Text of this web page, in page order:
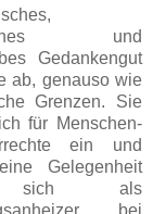
und
Gedankengut
ab, genauso wie
Grenzen. Sie
für Menschen-
ein und
Gelegenheit
sich als
bei